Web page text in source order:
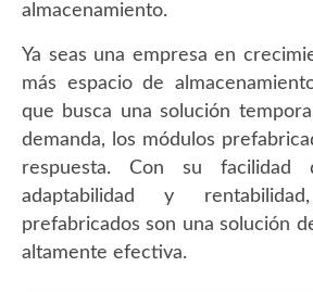
almacenamiento.
Ya seas una empresa en
más espacio de
que busca una solución
demanda, los módulos
respuesta. Con su facilidad
adaptabilidad y
prefabricados son una solución
altamente efectiva.